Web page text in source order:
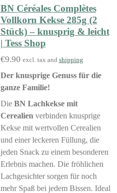
e
e
BN Céréales Complètes
Vollkorn Kekse 285g (2
Stück) – knusprig & leicht
| Tess Shop
€9.90 excl. tax and shipping
Der knusprige Genuss für die
ganze Familie!
Die BN Lachkekse mit
Cerealien verbinden knusprige
Kekse mit wertvollen Cerealien
und einer leckeren Füllung, die
jeden Snack zu einem besonderen
Erlebnis machen. Die fröhlichen
Lachgesichter sorgen für noch
mehr Spaß bei jedem Bissen. Ideal